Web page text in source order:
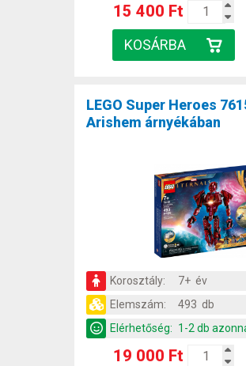
15 400 Ft
LEGO Super Heroes
Arishem árnyékában
Korosztály:
7+ év
Elemszám:
493 db
Elérhetőség: 1-2 db
19 000 Ft